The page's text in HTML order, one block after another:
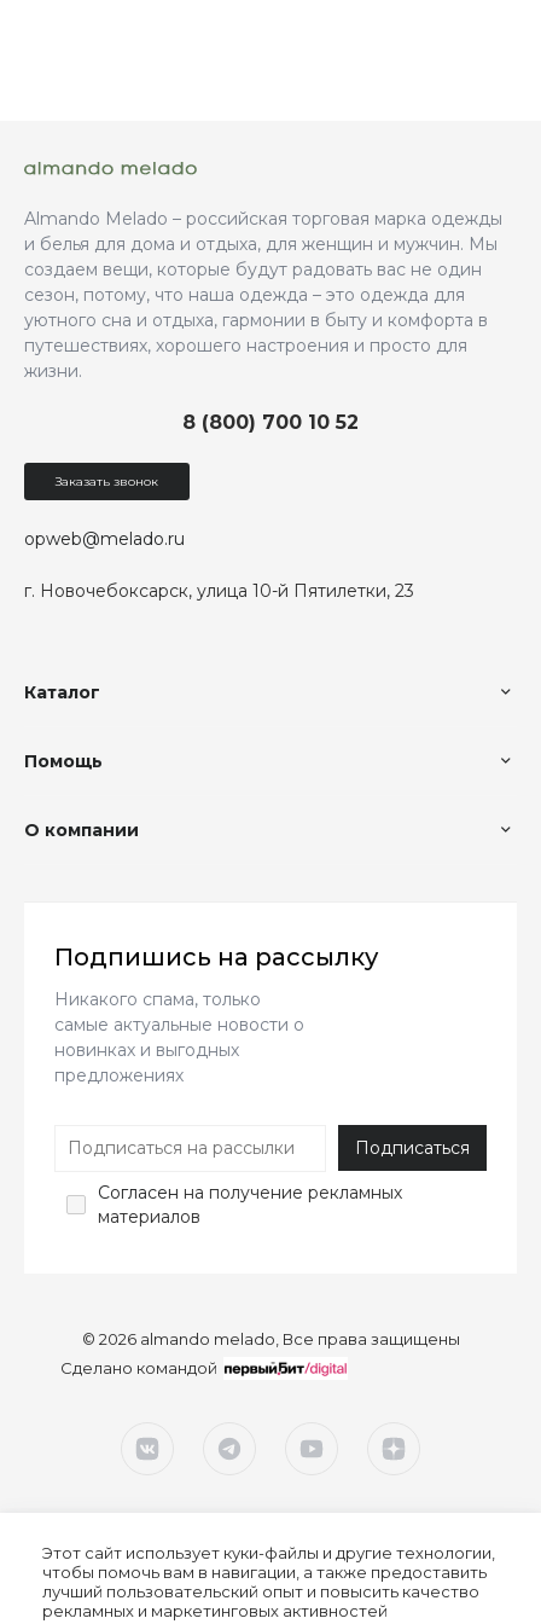
Almando Melado – российская торговая марка одежды
и белья для дома и отдыха, для женщин и мужчин. Мы
создаем вещи, которые будут радовать вас не один
сезон, потому, что наша одежда – это одежда для
уютного сна и отдыха, гармонии в быту и комфорта в
путешествиях, хорошего настроения и просто для
жизни.
г. Новочебоксарск, улица 10-й Пятилетки, 23
8 (800) 700 10 52
opweb@melado.ru
Заказать звонок
Каталог
Помощь
О компании
Подпишись на рассылку
Никакого спама, только
самые актуальные новости о
новинках и выгодных
предложениях
Согласен на получение рекламных
материалов
© 2026 almando melado, Все права защищены
Сделано командой
Этот сайт использует куки-файлы и другие технологии,
чтобы помочь вам в навигации, а также предоставить
лучший пользовательский опыт и повысить качество
рекламных и маркетинговых активностей